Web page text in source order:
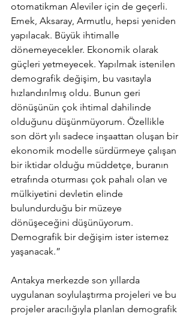
otomatikman Aleviler için de geçerli.
Emek, Aksaray, Armutlu, hepsi yeniden
yapılacak. Büyük ihtimalle
dönemeyecekler. Ekonomik olarak
güçleri yetmeyecek. Yapılmak istenilen
demografik değişim, bu vasıtayla
hızlandırılmış oldu. Bunun geri
dönüşünün çok ihtimal dahilinde
olduğunu düşünmüyorum. Özellikle
son dört yılı sadece inşaattan oluşan bir
ekonomik modelle sürdürmeye çalışan
bir iktidar olduğu müddetçe, buranın
etrafında oturması çok pahalı olan ve
mülkiyetini devletin elinde
bulundurduğu bir müzeye
dönüşeceğini düşünüyorum.
Demografik bir değişim ister istemez
yaşanacak.”
Antakya merkezde son yıllarda
uygulanan soylulaştırma projeleri ve bu
projeler aracılığıyla planlan demografik